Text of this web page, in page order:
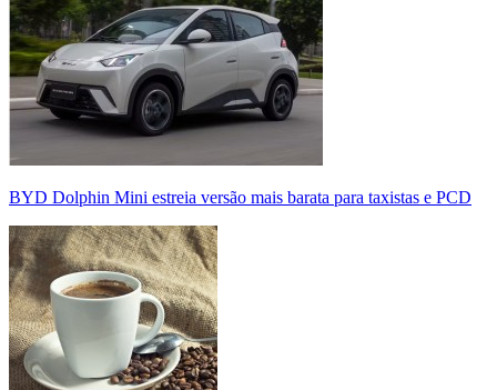
BYD Dolphin Mini estreia versão mais barata para taxistas e PCD